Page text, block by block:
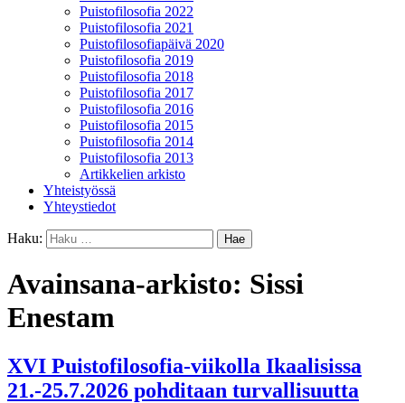
Puistofilosofia 2022
Puistofilosofia 2021
Puistofilosofiapäivä 2020
Puistofilosofia 2019
Puistofilosofia 2018
Puistofilosofia 2017
Puistofilosofia 2016
Puistofilosofia 2015
Puistofilosofia 2014
Puistofilosofia 2013
Artikkelien arkisto
Yhteistyössä
Yhteystiedot
Haku:
Avainsana-arkisto: Sissi
Enestam
XVI Puistofilosofia-viikolla Ikaalisissa
21.-25.7.2026 pohditaan turvallisuutta